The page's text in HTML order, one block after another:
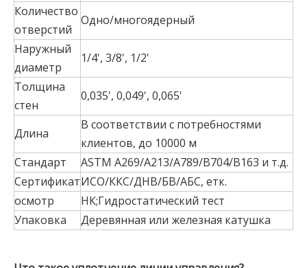
Количество
отверстий
Одно/многоядерный
Наружный
диаметр
1/4', 3/8', 1/2'
Толщина
стен
0,035', 0,049', 0,065'
Длина
В соответствии с потребностями
клиентов, до 10000 м
Стандарт
ASTM A269/A213/A789/B704/B163 и т.д.
СертификатИСО/ККС/ДНВ/БВ/АБС, етк.
осмотр
НК;Гидростатический тест
Упаковка
Деревянная или железная катушка